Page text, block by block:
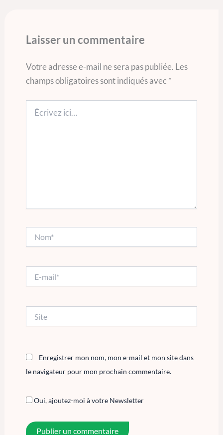
Laisser un commentaire
Votre adresse e-mail ne sera pas publiée. Les
champs obligatoires sont indiqués avec*
ici…
mail*
Enregistrer mon nom, mon e-mail et mon site dans
le navigateur pour mon prochain commentaire.
Oui, ajoutez-moi à votre Newsletter